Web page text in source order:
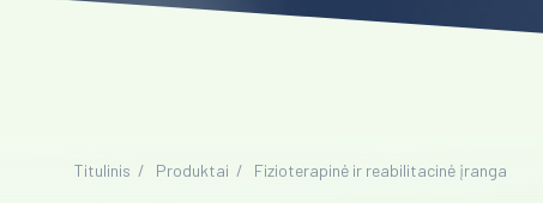
Titulinis Produktai Fizioterapinė ir reabilitacinė įranga